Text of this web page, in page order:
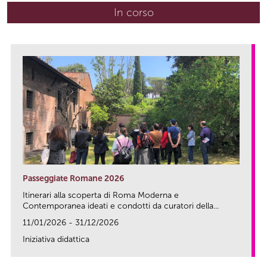
In corso(scheda attiva)
Passeggiate Romane 2026
Itinerari alla scoperta di Roma Moderna e
Contemporanea ideati e condotti da curatori della...
11/01/2026 - 31/12/2026
Iniziativa didattica